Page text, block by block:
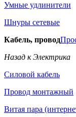
Умные удлинители
Шнуры сетевые
Кабель, провод
Назад к Электрика
Силовой кабель
Провод монтажный
Витая пара